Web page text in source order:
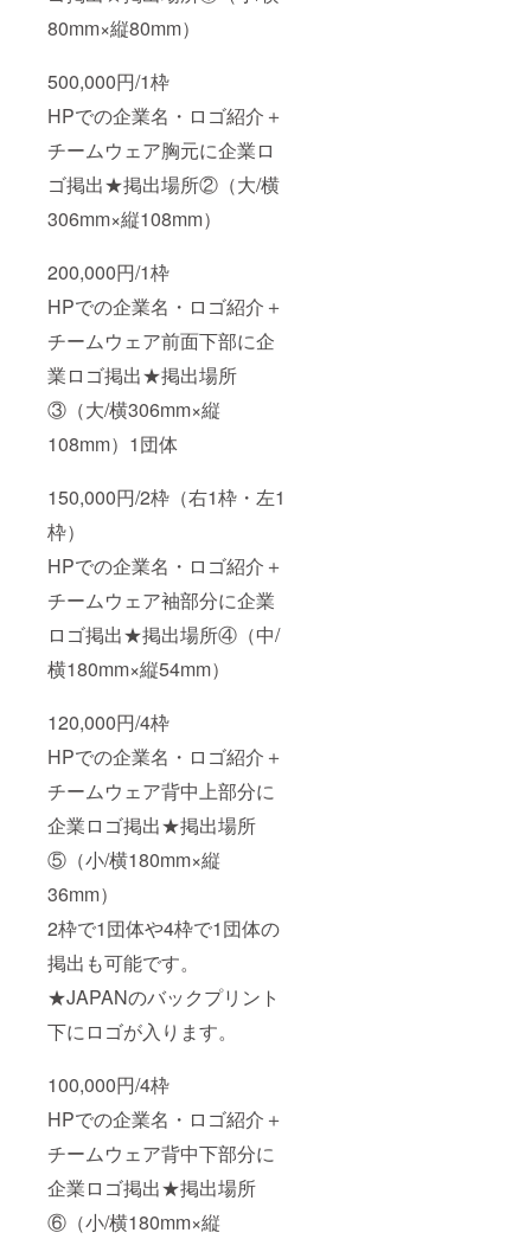
80mm×縦80mm）
500,000円/1枠
HPでの企業名・ロゴ紹介＋
チームウェア胸元に企業ロ
ゴ掲出★掲出場所②（大/横
306mm×縦108mm）
200,000円/1枠
HPでの企業名・ロゴ紹介＋
チームウェア前面下部に企
業ロゴ掲出★掲出場所
③（大/横306mm×縦
108mm）1団体
150,000円/2枠（右1枠・左1
枠）
HPでの企業名・ロゴ紹介＋
チームウェア袖部分に企業
ロゴ掲出★掲出場所④（中/
横180mm×縦54mm）
120,000円/4枠
HPでの企業名・ロゴ紹介＋
チームウェア背中上部分に
企業ロゴ掲出★掲出場所
⑤（小/横180mm×縦
36mm）
2枠で1団体や4枠で1団体の
掲出も可能です。
★JAPANのバックプリント
下にロゴが入ります。
100,000円/4枠
HPでの企業名・ロゴ紹介＋
チームウェア背中下部分に
企業ロゴ掲出★掲出場所
⑥（小/横180mm×縦